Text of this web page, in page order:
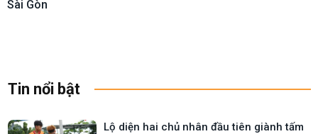
Sài Gòn
Tin nổi bật
Lộ diện hai chủ nhân đầu tiên giành tấm